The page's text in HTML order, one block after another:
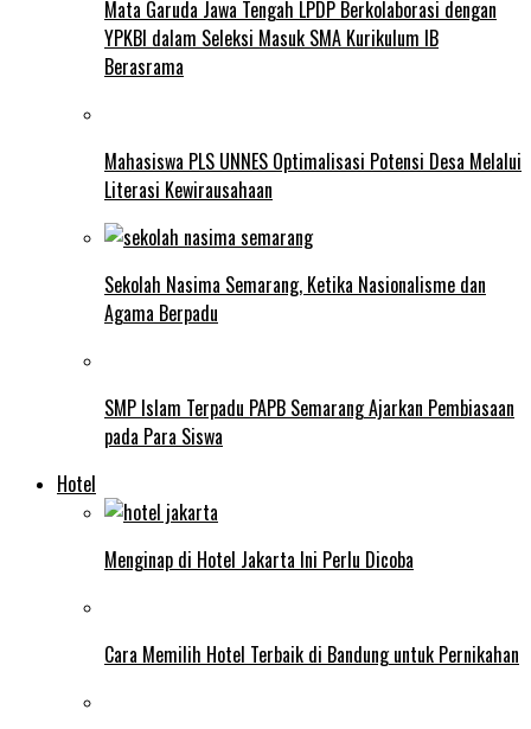
Mata Garuda Jawa Tengah LPDP Berkolaborasi dengan
YPKBI dalam Seleksi Masuk SMA Kurikulum IB
Berasrama
Mahasiswa PLS UNNES Optimalisasi Potensi Desa Melalui
Literasi Kewirausahaan
Sekolah Nasima Semarang, Ketika Nasionalisme dan
Agama Berpadu
SMP Islam Terpadu PAPB Semarang Ajarkan Pembiasaan
pada Para Siswa
Hotel
Menginap di Hotel Jakarta Ini Perlu Dicoba
Cara Memilih Hotel Terbaik di Bandung untuk Pernikahan